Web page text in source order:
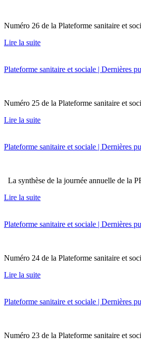
Numéro 26 de la Plateforme sanitaire et
Lire la suite
Plateforme sanitaire et sociale | Dernières
Numéro 25 de la Plateforme sanitaire et
Lire la suite
Plateforme sanitaire et sociale | Dernières
La synthèse de la journée annuelle de la
Lire la suite
Plateforme sanitaire et sociale | Dernières
Numéro 24 de la Plateforme sanitaire et
Lire la suite
Plateforme sanitaire et sociale | Dernières
Numéro 23 de la Plateforme sanitaire et